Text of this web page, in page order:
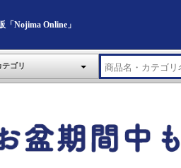
「Nojima Online」
テゴリ